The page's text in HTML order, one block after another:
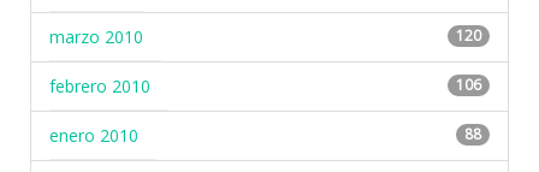
marzo 2010 120
febrero 2010 106
enero 2010 88